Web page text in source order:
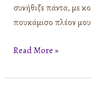
συνήθιζε πάντα, με
πουκάμισο πλέον
Read More »